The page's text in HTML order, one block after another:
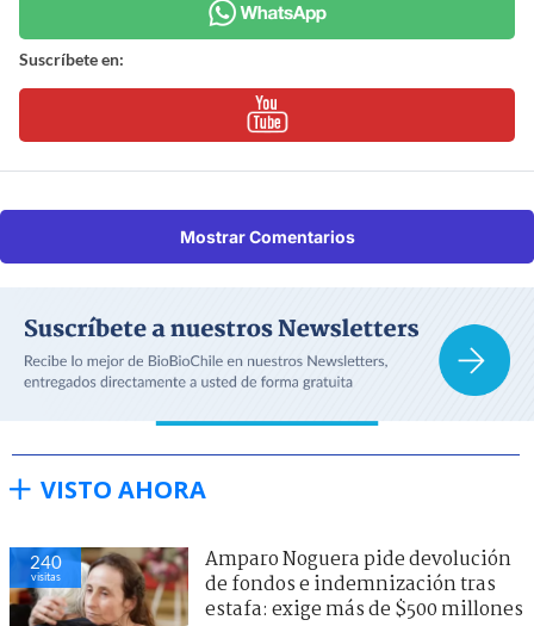
Suscríbete en:
Mostrar Comentarios
VISTO AHORA
240
visitas
Amparo Noguera pide devolución
de fondos e indemnización tras
estafa: exige más de $500 millones